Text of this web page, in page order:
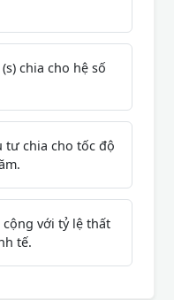
chia cho hệ số
tư chia cho tốc độ
với tỷ lệ thất
tế.